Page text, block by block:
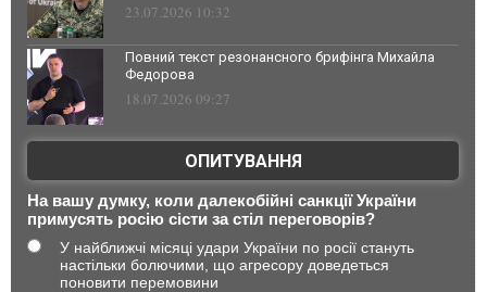
23.07.2026 10:32
Повний текст резонансного брифінга Михайла
Федорова
18.07.2026 09:27
ОПИТУВАННЯ
На вашу думку, коли далекобійні санкції України
примусять росію сісти за стіл переговорів?
У найближчі місяці удари України по росії стануть
настільки болючими, що агресору доведеться
поновити перемовини